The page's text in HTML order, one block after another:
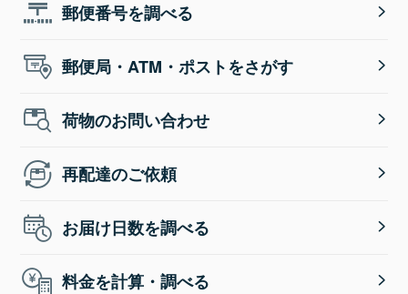
郵便番号を調べる
郵便局・ATM・ポストをさがす
荷物のお問い合わせ
再配達のご依頼
お届け日数を調べる
料金を計算・調べる